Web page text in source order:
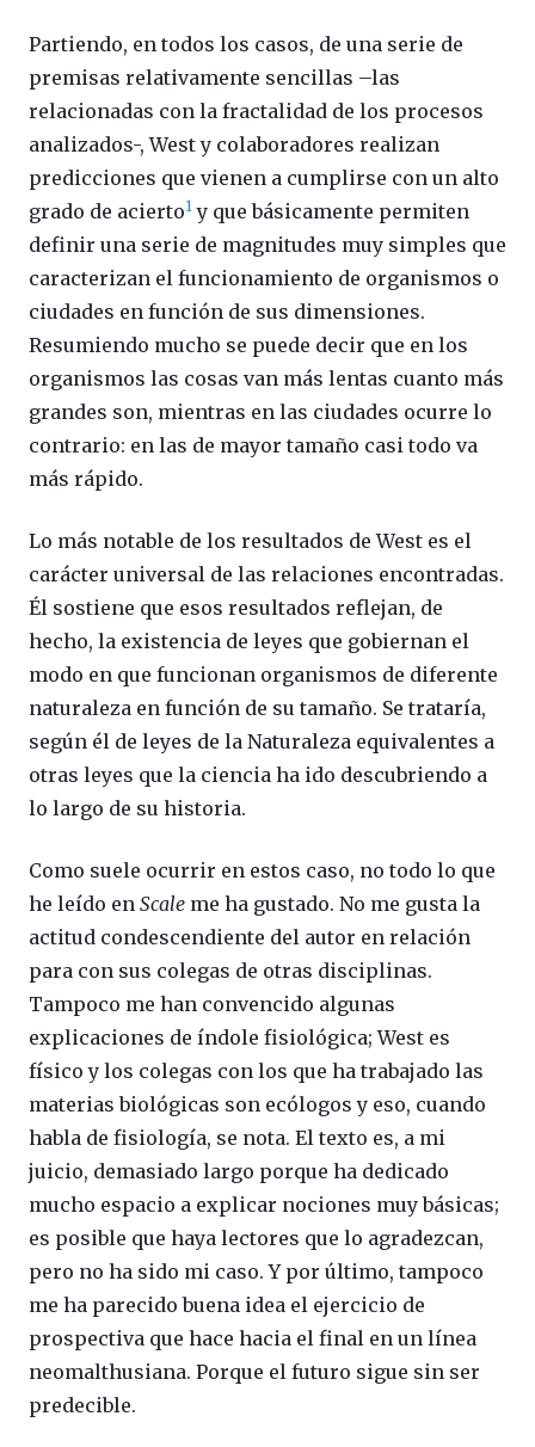
Partiendo, en todos los casos, de una serie de
premisas relativamente sencillas –las
relacionadas con la fractalidad de los procesos
analizados-, West y colaboradores realizan
predicciones que vienen a cumplirse con un alto
grado de acierto1 y que básicamente permiten
definir una serie de magnitudes muy simples que
caracterizan el funcionamiento de organismos o
ciudades en función de sus dimensiones.
Resumiendo mucho se puede decir que en los
organismos las cosas van más lentas cuanto más
grandes son, mientras en las ciudades ocurre lo
contrario: en las de mayor tamaño casi todo va
más rápido.
Lo más notable de los resultados de West es el
carácter universal de las relaciones encontradas.
Él sostiene que esos resultados reflejan, de
hecho, la existencia de leyes que gobiernan el
modo en que funcionan organismos de diferente
naturaleza en función de su tamaño. Se trataría,
según él de leyes de la Naturaleza equivalentes a
otras leyes que la ciencia ha ido descubriendo a
lo largo de su historia.
Como suele ocurrir en estos caso, no todo lo que
he leído en Scale me ha gustado. No me gusta la
actitud condescendiente del autor en relación
para con sus colegas de otras disciplinas.
Tampoco me han convencido algunas
explicaciones de índole fisiológica; West es
físico y los colegas con los que ha trabajado las
materias biológicas son ecólogos y eso, cuando
habla de fisiología, se nota. El texto es, a mi
juicio, demasiado largo porque ha dedicado
mucho espacio a explicar nociones muy básicas;
es posible que haya lectores que lo agradezcan,
pero no ha sido mi caso. Y por último, tampoco
me ha parecido buena idea el ejercicio de
prospectiva que hace hacia el final en un línea
neomalthusiana. Porque el futuro sigue sin ser
predecible.